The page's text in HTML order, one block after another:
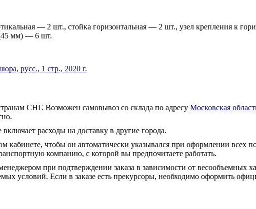
— 2 шт., стойка горизонтальная — 2 шт., узел крепления к
(45 мм) — 6 шт.
русс., 1 стр., 2020 г.
СНГ. Возможен самовывоз со склада по адресу Московская
расходы на доставку в другие города.
кабинете, чтобы он автоматически указывался при оформлении всех
компанию, с которой вы предпочитаете работать.
при подтверждении заказа в зависимости от весообъемных
условий. Если в заказе есть прекурсоры, необходимо оформить